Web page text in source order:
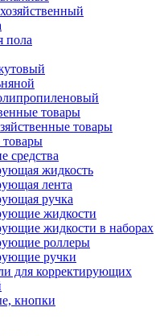
пола
товары
товары
средства
жидкость
лента
ручка
жидкости
жидкости в наборах
роллеры
ручки
для корректирующих
кнопки